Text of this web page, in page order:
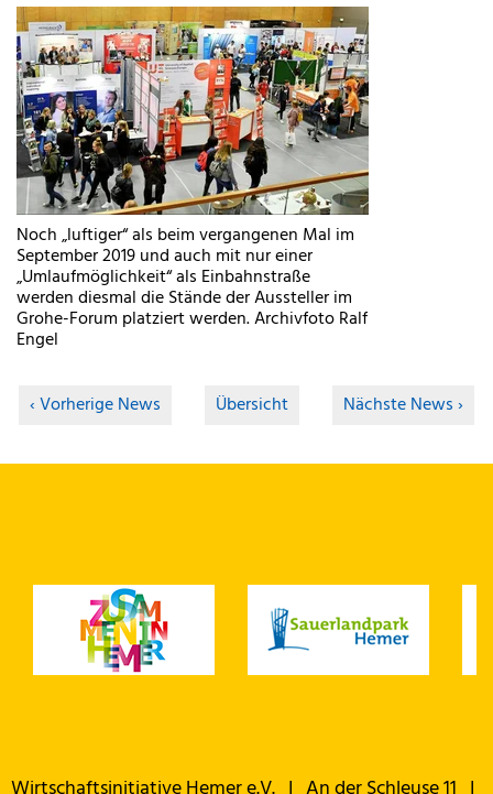
Noch „luftiger“ als beim vergangenen Mal im
September 2019 und auch mit nur einer
„Umlaufmöglichkeit“ als Einbahnstraße
werden diesmal die Stände der Aussteller im
Grohe-Forum platziert werden. Archivfoto Ralf
Engel
Vorherige News Übersicht Nächste News